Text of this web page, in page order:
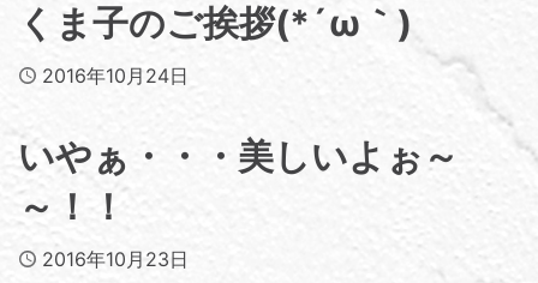
くま子のご挨拶(*´ω｀)
Published
2016年10月24日
いやぁ・・・美しいよぉ～
～！！
Published
2016年10月23日